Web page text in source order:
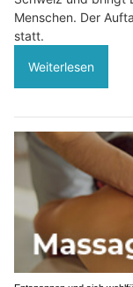
Menschen. Der
statt.
Weiterlesen